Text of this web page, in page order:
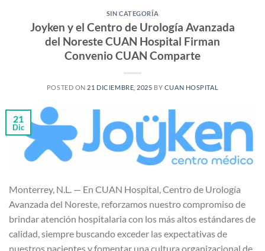
SIN CATEGORÍA
Joyken y el Centro de Urología Avanzada
del Noreste CUAN Hospital Firman
Convenio CUAN Comparte
POSTED ON 21 DICIEMBRE, 2025 BY CUAN HOSPITAL
21
Dic
Monterrey, N.L. — En CUAN Hospital, Centro de Urología
Avanzada del Noreste, reforzamos nuestro compromiso de
brindar atención hospitalaria con los más altos estándares de
calidad, siempre buscando exceder las expectativas de
nuestros pacientes y fomentar una cultura organizacional de